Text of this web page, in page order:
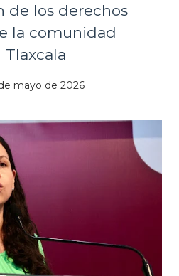
de los derechos
la comunidad
Tlaxcala
mayo de 2026